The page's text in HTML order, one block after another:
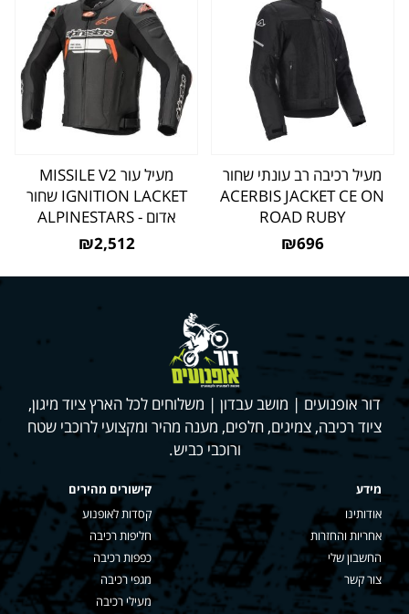
מעיל רכיבה רב עונתי שחור
ACERBIS JACKET CE ON
ROAD RUBY
₪696
מעיל עור MISSILE V2
IGNITION LACKET שחור
אדום - ALPINESTARS
₪2,512
דור אופנועים | מושב עבדון | משלוחים לכל הארץ ציוד מיגון,
ציוד רכיבה, צמיגים, חלפים, מענה מהיר ומקצועי לרוכבי שטח
ורוכבי כביש.
מידע
אודותינו
אחריות והחזרות
החשבון שלי
צור קשר
קישורים מהירים
קסדות לאופנוע
חליפות רכיבה
כפפות רכיבה
מגפי רכיבה
מעילי רכיבה